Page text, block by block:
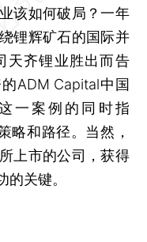
该如何破局？一年
锂辉矿石的国际并
天齐锂业胜出而告
ADM Capital中国
一案例的同时指
略和路径。当然，
上市的公司，获得
关键。